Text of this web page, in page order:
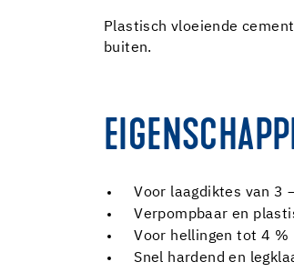
Plastisch vloeiende
buiten.
Voor laagdiktes van 3
Verpompbaar en
Voor hellingen tot 4 %
Snel hardend en